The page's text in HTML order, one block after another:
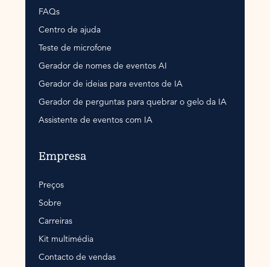
FAQs
Centro de ajuda
Teste de microfone
Gerador de nomes de eventos AI
Gerador de ideias para eventos de IA
Gerador de perguntas para quebrar o gelo da IA
Assistente de eventos com IA
Empresa
Preços
Sobre
Carreiras
Kit multimédia
Contacto de vendas